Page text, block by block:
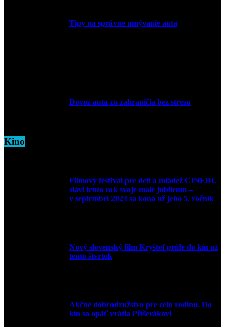
Tipy na správne umývanie auta
Dovoz auta zo zahraničia bez stresu
Kino
Filmový festival pre deti a mládež CINEDU
slávi tento rok svoje malé jubileum –
v septembri 2023 sa koná už jeho 5. ročník
Nový slovenský film Kryštof príde do kín už
tento štvrtok
Akčné dobrodružstvo pre celú rodinu. Do
kín sa opäť vrátia Příšerákovi